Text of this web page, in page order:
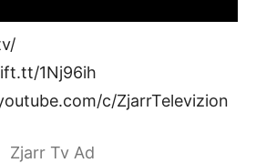
1Nj96ih
c/ZjarrTelevizion
Zjarr Tv Ad